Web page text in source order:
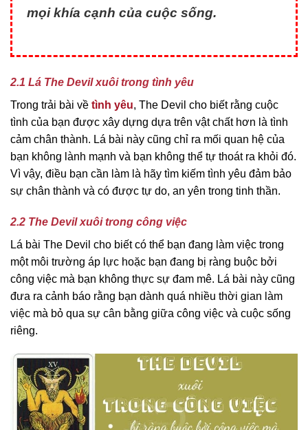
mọi khía cạnh của cuộc sống.
2.1 Lá The Devil xuôi trong tình yêu
Trong trải bài về tình yêu, The Devil cho biết rằng cuộc
tình của bạn được xây dựng dựa trên vật chất hơn là tình
cảm chân thành. Lá bài này cũng chỉ ra mối quan hệ của
bạn không lành mạnh và bạn không thể tự thoát ra khỏi đó.
Vì vậy, điều bạn cần làm là hãy tìm kiếm tình yêu đảm bảo
sự chân thành và có được tự do, an yên trong tinh thần.
2.2 The Devil xuôi trong công việc
Lá bài The Devil cho biết có thể bạn đang làm việc trong
một môi trường áp lực hoặc bạn đang bị ràng buộc bởi
công việc mà bạn không thực sự đam mê. Lá bài này cũng
đưa ra cảnh báo rằng bạn dành quá nhiều thời gian làm
việc mà bỏ qua sự cân bằng giữa công việc và cuộc sống
riêng.